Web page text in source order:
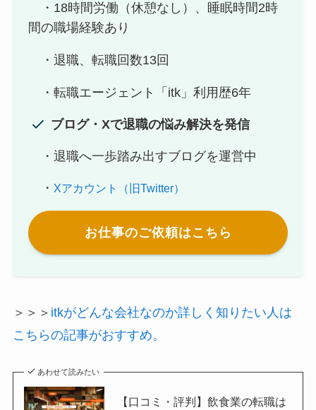
・18時間労働（休憩なし）、睡眠時間2時
間の職場経験あり
・退職、転職回数13回
・転職エージェント「itk」利用歴6年
ブログ・Xで退職の悩み解決を発信
・退職へ一歩踏み出すブログを運営中
・Xアカウント（旧Twitter）
お仕事のご依頼はこちら
＞＞＞ itkがどんな会社なのか詳しく知りたい人は
こちらの記事がおすすめ。
あわせて読みたい
【口コミ・評判】飲食業の転職は